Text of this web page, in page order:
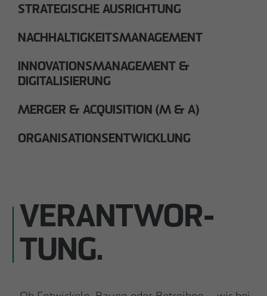
STRATEGISCHE AUSRICHTUNG
NACHHALTIGKEITSMANAGEMENT
INNOVATIONSMANAGEMENT &
DIGITALISIERUNG
MERGER & ACQUISITION (M & A)
ORGANISATIONSENTWICKLUNG
VERANTWOR­
TUNG.